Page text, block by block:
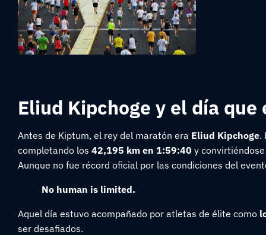
Eliud Kipchoge y el día que
Antes de Kiptum, el rey del maratón era Eliud Kipchoge.
completando los 42,195 km en 1:59:40 y
Aunque no fue récord oficial por las condiciones del
No human is limited.
Aquel día estuvo acompañado por atletas de élite como
ser desafiados.